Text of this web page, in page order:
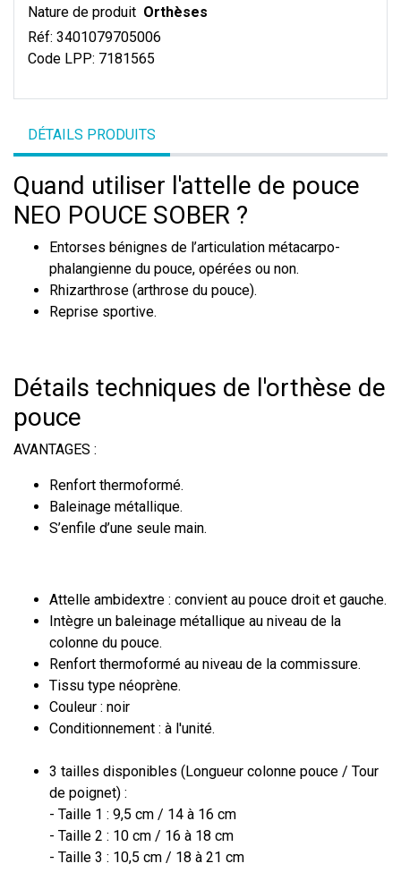
Nature de produit Orthèses
Réf: 3401079705006
Code LPP: 7181565
DÉTAILS PRODUITS
Quand utiliser l'attelle de pouce
NEO POUCE SOBER ?
Entorses bénignes de l’articulation métacarpo-
phalangienne du pouce, opérées ou non.
Rhizarthrose (arthrose du pouce).
Reprise sportive.
Détails techniques de l'orthèse de
pouce
AVANTAGES :
Renfort thermoformé.
Baleinage métallique.
S’enfile d’une seule main.
Attelle ambidextre : convient au pouce droit et gauche.
Intègre un baleinage métallique au niveau de la
colonne du pouce.
Renfort thermoformé au niveau de la commissure.
Tissu type néoprène.
Couleur : noir
Conditionnement : à l'unité.
3 tailles disponibles (Longueur colonne pouce / Tour
de poignet) :
- Taille 1 : 9,5 cm / 14 à 16 cm
- Taille 2 : 10 cm / 16 à 18 cm
- Taille 3 : 10,5 cm / 18 à 21 cm